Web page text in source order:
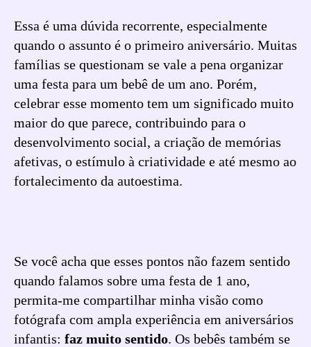
Essa é uma dúvida recorrente, especialmente
quando o assunto é o primeiro aniversário. Muitas
famílias se questionam se vale a pena organizar
uma festa para um bebê de um ano. Porém,
celebrar esse momento tem um significado muito
maior do que parece, contribuindo para o
desenvolvimento social, a criação de memórias
afetivas, o estímulo à criatividade e até mesmo ao
fortalecimento da autoestima.
Se você acha que esses pontos não fazem sentido
quando falamos sobre uma festa de 1 ano,
permita-me compartilhar minha visão como
fotógrafa com ampla experiência em aniversários
infantis: faz muito sentido. Os bebês também se